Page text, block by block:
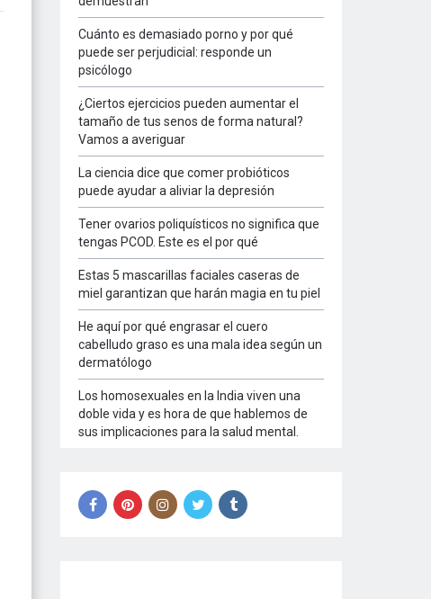
Cuánto es demasiado porno y por qué
puede ser perjudicial: responde un
psicólogo
¿Ciertos ejercicios pueden aumentar el
tamaño de tus senos de forma natural?
Vamos a averiguar
La ciencia dice que comer probióticos
puede ayudar a aliviar la depresión
Tener ovarios poliquísticos no significa que
tengas PCOD. Este es el por qué
Estas 5 mascarillas faciales caseras de
miel garantizan que harán magia en tu piel
He aquí por qué engrasar el cuero
cabelludo graso es una mala idea según un
dermatólogo
Los homosexuales en la India viven una
doble vida y es hora de que hablemos de
sus implicaciones para la salud mental.